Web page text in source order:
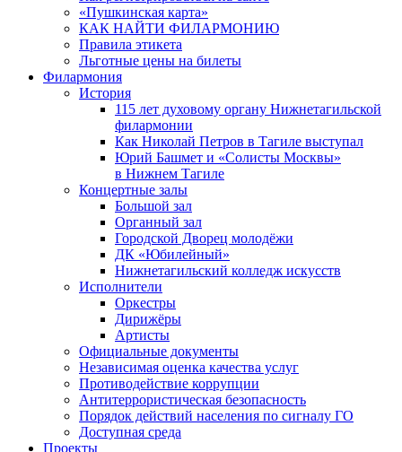
«Пушкинская карта»
КАК НАЙТИ ФИЛАРМОНИЮ
Правила этикета
Льготные цены на билеты
Филармония
История
115 лет духовому органу Нижнетагильской
филармонии
Как Николай Петров в Тагиле выступал
Юрий Башмет и «Солисты Москвы»
в Нижнем Тагиле
Концертные залы
Большой зал
Органный зал
Городской Дворец молодёжи
ДК «Юбилейный»
Нижнетагильский колледж искусств
Исполнители
Оркестры
Дирижёры
Артисты
Официальные документы
Независимая оценка качества услуг
Противодействие коррупции
Антитеррористическая безопасность
Порядок действий населения по сигналу ГО
Доступная среда
Проекты